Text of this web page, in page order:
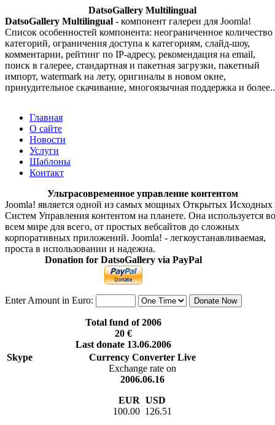
DatsoGallery Multilingual
DatsoGallery Multilingual - компонент галереи для Joomla!
Список особенностей компонента: неограниченное количество
категорий, ограничения доступа к категориям, слайд-шоу,
комментарии, рейтинг по IP-адресу, рекомендация на email,
поиск в галерее, стандартная и пакетная загрузки, пакетный
импорт, watermark на лету, оригиналы в новом окне,
принудительное скачивание, многоязычная поддержка и
Главная
О сайте
Новости
Услуги
Шаблоны
Контакт
Ультрасовременное управление контентом
Joomla! является одной из самых мощных Открытых Исходных
Систем Управления контентом на планете. Она используется во
всем мире для всего, от простых вебсайтов до сложных
корпоративных приложений. Joomla! - легкоустанавливаемая,
проста в использовании и надежна.
Donation for DatsoGallery via PayPal
Enter Amount in Euro:
Total fund of 2006
20 €
Last donate 13.06.2006
Skype
Currency Converter Live
Exchange rate on
2006.06.16
EUR USD
100.00 126.51